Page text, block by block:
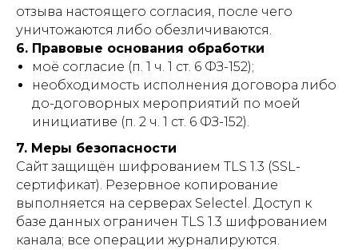
отзыва настоящего согласия, после чего
уничтожаются либо обезличиваются.
6. Правовые основания обработки
моё согласие (п. 1 ч. 1 ст. 6 ФЗ-152);
необходимость исполнения договора либо
до-договорных мероприятий по моей
инициативе (п. 2 ч. 1 ст. 6 ФЗ-152).
7. Меры безопасности
Сайт защищён шифрованием TLS 1.3 (SSL-
сертификат). Резервное копирование
выполняется на серверах Selectel. Доступ к
базе данных ограничен TLS 1.3 шифрованием
канала; все операции журналируются.